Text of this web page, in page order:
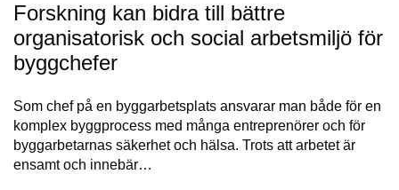
Forskning kan bidra till bättre
organisatorisk och social arbetsmiljö för
byggchefer
Som chef på en byggarbetsplats ansvarar man både för en
komplex byggprocess med många entreprenörer och för
byggarbetarnas säkerhet och hälsa. Trots att arbetet är
ensamt och innebär…